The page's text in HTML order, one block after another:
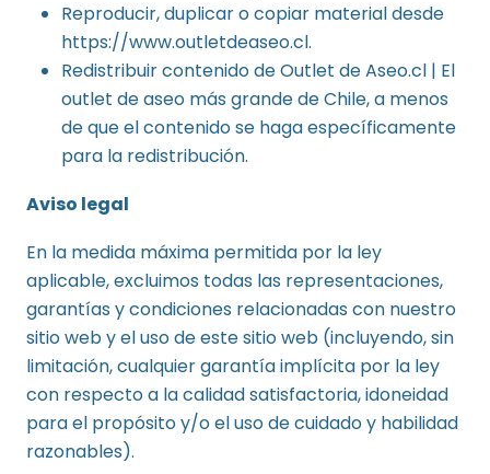
Reproducir, duplicar o copiar material desde
https://www.outletdeaseo.cl.
Redistribuir contenido de Outlet de Aseo.cl | El
outlet de aseo más grande de Chile, a menos
de que el contenido se haga específicamente
para la redistribución.
Aviso legal
En la medida máxima permitida por la ley
aplicable, excluimos todas las representaciones,
garantías y condiciones relacionadas con nuestro
sitio web y el uso de este sitio web (incluyendo, sin
limitación, cualquier garantía implícita por la ley
con respecto a la calidad satisfactoria, idoneidad
para el propósito y/o el uso de cuidado y habilidad
razonables).